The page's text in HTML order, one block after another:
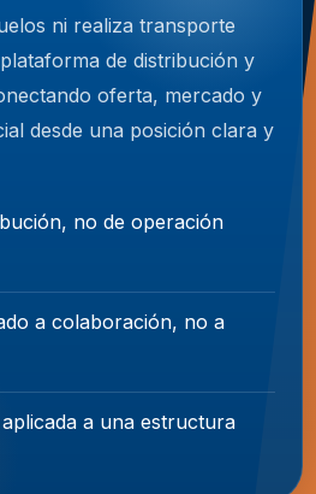
ni realiza transporte
de distribución y
oferta, mercado y
desde una posición clara y
no de operación
a colaboración, no a
a una estructura